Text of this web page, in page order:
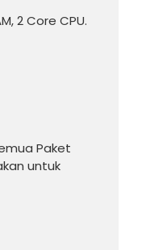
2 Core CPU.
Paket
untuk